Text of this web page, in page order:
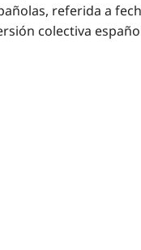
referida a
colectiva